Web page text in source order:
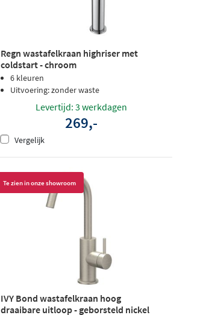
Regn wastafelkraan highriser met
coldstart - chroom
6 kleuren
Uitvoering: zonder waste
Levertijd: 3 werkdagen
269,-
Vergelijk
Te zien in onze showroom
IVY Bond wastafelkraan hoog
draaibare uitloop - geborsteld nickel